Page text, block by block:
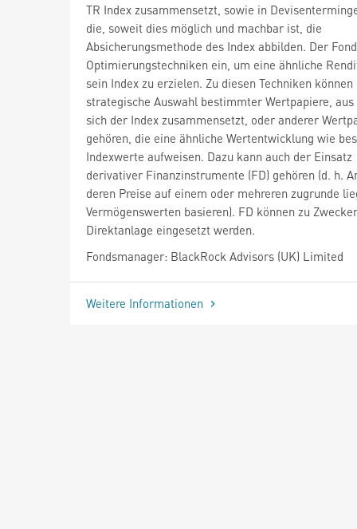
TR Index zusammensetzt, sowie in
die, soweit dies möglich und machbar ist, die
Absicherungsmethode des Index abbilden. Der
Optimierungstechniken ein, um eine ähnliche
sein Index zu erzielen. Zu diesen Techniken können
strategische Auswahl bestimmter Wertpapiere, aus
sich der Index zusammensetzt, oder anderer
gehören, die eine ähnliche Wertentwicklung wie
Indexwerte aufweisen. Dazu kann auch der Einsatz
derivativer Finanzinstrumente (FD) gehören (d. h.
deren Preise auf einem oder mehreren zugrunde
Vermögenswerten basieren). FD können zu
Direktanlage eingesetzt werden.
Fondsmanager: BlackRock Advisors (UK) Limited
Weitere Informationen